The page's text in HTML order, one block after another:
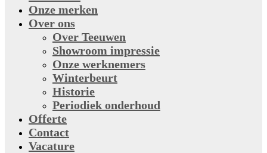
Onze merken
Over ons
Over Teeuwen
Showroom impressie
Onze werknemers
Winterbeurt
Historie
Periodiek onderhoud
Offerte
Contact
Vacature